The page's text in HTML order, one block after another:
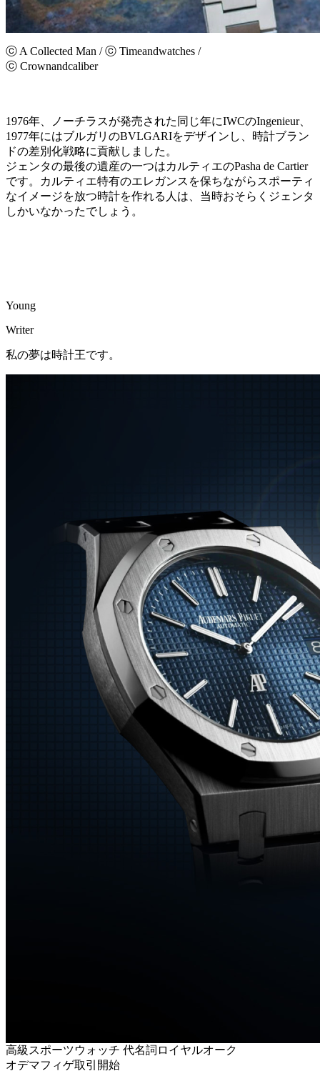
ⓒ A Collected Man / ⓒ Timeandwatches /
ⓒ Crownandcaliber
1976年、ノーチラスが発売された同じ年にIWCのIngenieur、
1977年にはブルガリのBVLGARIをデザインし、時計ブラン
ドの差別化戦略に貢献しました。
ジェンタの最後の遺産の一つはカルティエのPasha de Cartier
です。カルティエ特有のエレガンスを保ちながらスポーティ
なイメージを放つ時計を作れる人は、当時おそらくジェンタ
しかいなかったでしょう。
Young
Writer
私の夢は時計王です。
高級スポーツウォッチ 代名詞ロイヤルオーク
オデマフィゲ取引開始